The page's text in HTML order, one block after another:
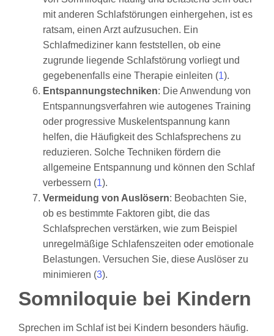
mit anderen Schlafstörungen einhergehen, ist es
ratsam, einen Arzt aufzusuchen. Ein
Schlafmediziner kann feststellen, ob eine
zugrunde liegende Schlafstörung vorliegt und
gegebenenfalls eine Therapie einleiten (1).
Entspannungstechniken: Die Anwendung von
Entspannungsverfahren wie autogenes Training
oder progressive Muskelentspannung kann
helfen, die Häufigkeit des Schlafsprechens zu
reduzieren. Solche Techniken fördern die
allgemeine Entspannung und können den Schlaf
verbessern (1).
Vermeidung von Auslösern: Beobachten Sie,
ob es bestimmte Faktoren gibt, die das
Schlafsprechen verstärken, wie zum Beispiel
unregelmäßige Schlafenszeiten oder emotionale
Belastungen. Versuchen Sie, diese Auslöser zu
minimieren (3).
Somniloquie bei Kindern
Sprechen im Schlaf ist bei Kindern besonders häufig.